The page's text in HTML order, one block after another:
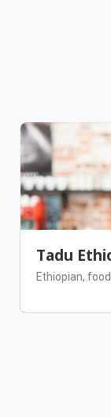
Tadu
Ethiopian,